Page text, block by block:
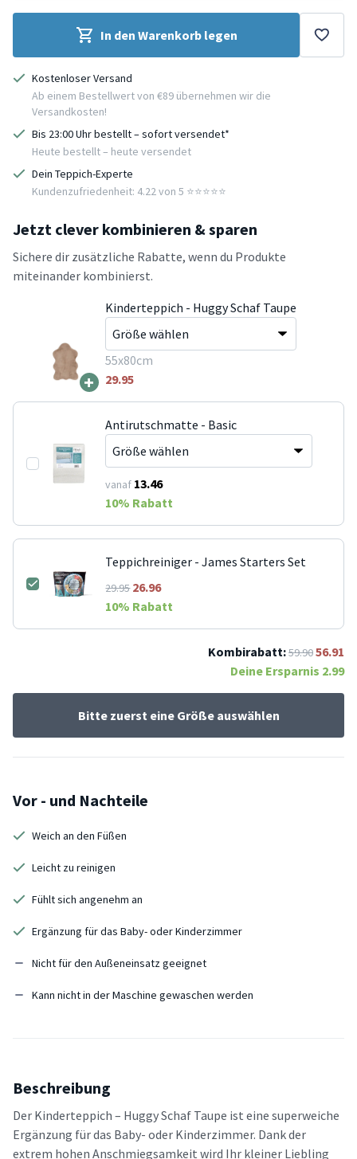
In den Warenkorb legen
Kostenloser Versand
Ab einem Bestellwert von €89 übernehmen wir die
Versandkosten!
Bis 23:00 Uhr bestellt – sofort versendet*
Heute bestellt – heute versendet
Dein Teppich-Experte
Kundenzufriedenheit: 4.22 von 5 ⭐️⭐️⭐️⭐️⭐️
Jetzt clever kombinieren & sparen
Sichere dir zusätzliche Rabatte, wenn du Produkte
miteinander kombinierst.
+
Kinderteppich - Huggy Schaf Taupe
55x80cm
29.95
Antirutschmatte - Basic
vanaf 13.46
10% Rabatt
Teppichreiniger - James Starters Set
29.9526.96
10% Rabatt
Kombirabatt:59.9056.91
Deine Ersparnis 2.99
Bitte zuerst eine Größe auswählen
Vor - und Nachteile
Weich an den Füßen
Leicht zu reinigen
Fühlt sich angenehm an
Ergänzung für das Baby- oder Kinderzimmer
Nicht für den Außeneinsatz geeignet
Kann nicht in der Maschine gewaschen werden
Beschreibung
Der Kinderteppich – Huggy Schaf Taupe ist eine superweiche
Ergänzung für das Baby- oder Kinderzimmer. Dank der
extrem hohen Anschmiegsamkeit wird Ihr kleiner Liebling